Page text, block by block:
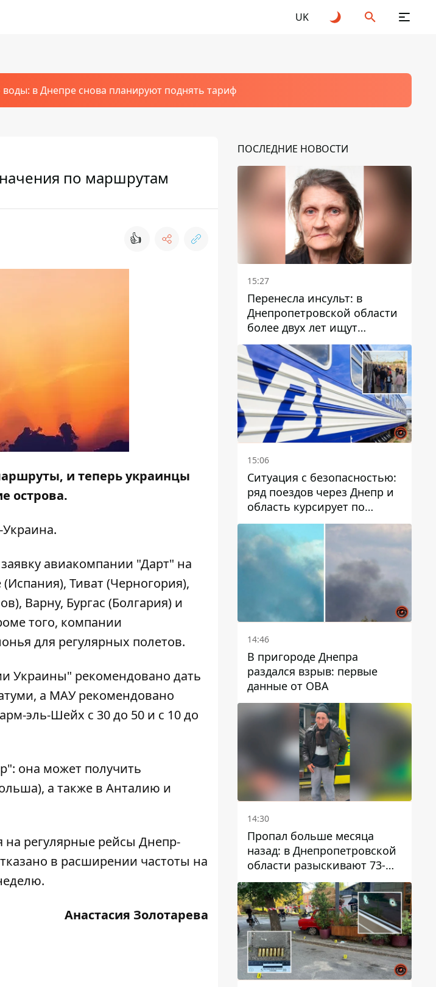
UK
воды: в Днепре снова планируют поднять тариф
по маршрутам
👍
и теперь украинцы
острова.
.
авиакомпании "Дарт" на
Тиват (Черногория),
Варну, Бургас (Болгария) и
того, компании
для регулярных полетов.
Украины" рекомендовано дать
а МАУ рекомендовано
эль-Шейх с 30 до 50 и с 10 до
она может получить
а также в Анталию и
на регулярные рейсы Днепр-
в расширении частоты на
Анастасия Золотарева
ПОСЛЕДНИЕ НОВОСТИ
15:27
Перенесла инсульт: в
Днепропетровской области
более двух лет ищут
пропавшую женщину
15:06
Ситуация с безопасностью:
ряд поездов через Днепр и
область курсирует по
измененному маршруту, а
часть пути заменили
автобусами и электричками
14:46
В пригороде Днепра
раздался взрыв: первые
данные от ОВА
14:30
Пропал больше месяца
назад: в Днепропетровской
области разыскивают 73-
летнего мужчину